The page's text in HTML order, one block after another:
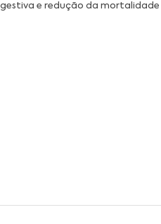
e redução da